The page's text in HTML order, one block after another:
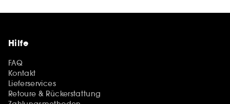
Hilfe
FAQ
Kontakt
Lieferservices
Retoure & Rückerstattung